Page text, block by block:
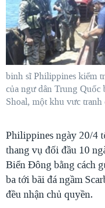
"Tìm"NGƯỜI VIỆT HẢI NGOẠI
ĐỜI SỐNG
KINH TẾ
KHOA HỌC
SỨC KHOẺ
VĂN HOÁ
GIÁO DỤC
TẠI
HÀNH TRÌNH BẦU CỬ
MỘT NĂM CHIẾN TRANH
GIẢI MÃ VÀNH ĐAI &
NGÀY TỊ NẠN THẾ GIỚI
TRỊNH VĨNH BÌNH -
GROUND ZERO – XƯA
CÁC GIÁ TRỊ CỘNG HÒA
THƯỢNG ĐỈNH TRUMP-
TRỊNH VĨNH BÌNH VS.
NGƯ DÂN VIỆT VÀ LÀN
VIDEO
NGHE
MẠNG XÃ HỘI
Ngôn ngữ khác
binh sĩ Philippines kiểm
của ngư dân Trung Quốc
Shoal, một khu vưc tranh
Philippines ngày 20/4
thang vụ đối đầu 10
Biển Đông bằng cách
ba tới bãi đá ngầm
đều nhận chủ quyền.